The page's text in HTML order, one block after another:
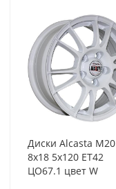
Диски Alcasta M20
8x18 5x120 ET42
ЦО67.1 цвет W